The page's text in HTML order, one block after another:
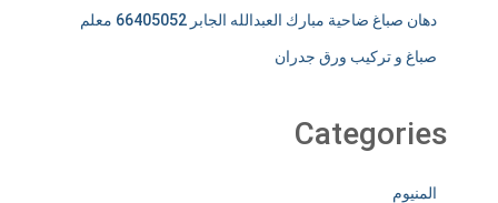
دهان صباغ ضاحية مبارك العبدالله الجابر 66405052 معلم
صباغ و تركيب ورق جدران
Categories
المنيوم